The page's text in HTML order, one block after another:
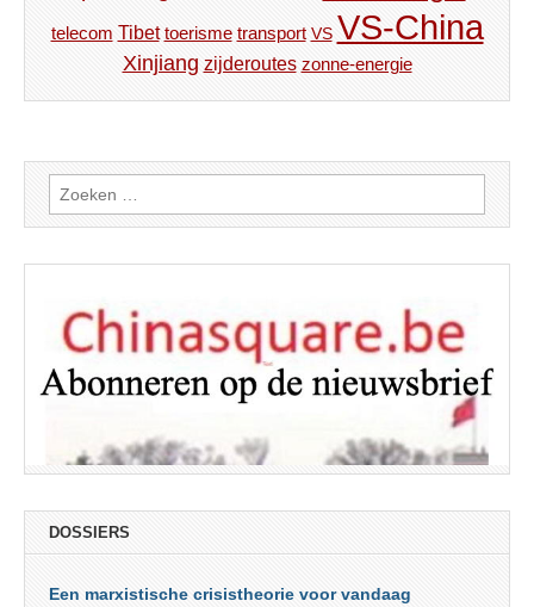
telecom Tibet toerisme transport VS VS-China
Xinjiang zijderoutes zonne-energie
Zoeken
naar:
DOSSIERS
Een marxistische crisistheorie voor vandaag